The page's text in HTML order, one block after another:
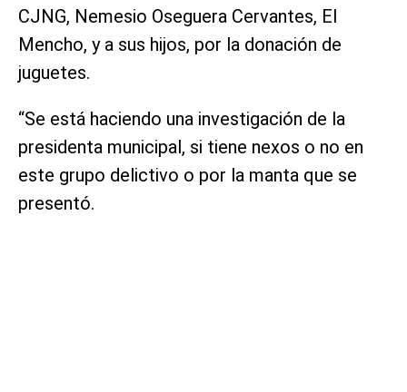
CJNG, Nemesio Oseguera Cervantes, El
Mencho, y a sus hijos, por la donación de
juguetes.
“Se está haciendo una investigación de la
presidenta municipal, si tiene nexos o no en
este grupo delictivo o por la manta que se
presentó.